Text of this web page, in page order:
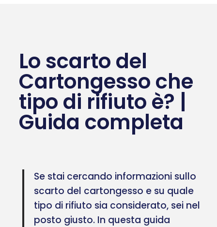
Lo scarto del
Cartongesso che
tipo di rifiuto è? |
Guida completa
Se stai cercando informazioni sullo
scarto del cartongesso e su quale
tipo di rifiuto sia considerato, sei nel
posto giusto. In questa guida